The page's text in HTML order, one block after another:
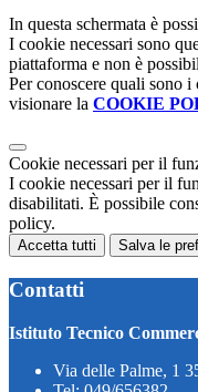
In questa schermata è
I cookie necessari sono
piattaforma e non è
Per conoscere quali sono
visionare la COOKIE
Cookie necessari per il
I cookie necessari per il
disabilitati. È possibile
policy.
Accetta tutti Salva le
Contatti
Istituto Tecnico
Via delle Palme, 1